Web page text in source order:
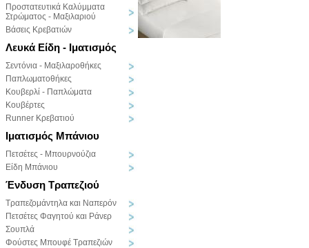
Προστατευτικά Καλύμματα
Στρώματος - Μαξιλαριού
Βάσεις Κρεβατιών
Λευκά Είδη - Ιματισμός
Σεντόνια - Μαξιλαροθήκες
Παπλωματοθήκες
Κουβερλί - Παπλώματα
Κουβέρτες
Runner Κρεβατιού
Ιματισμός Μπάνιου
Πετσέτες - Μπουρνούζια
Είδη Μπάνιου
Ένδυση Τραπεζιού
Τραπεζομάντηλα και Ναπερόν
Πετσέτες Φαγητού και Ράνερ
Σουπλά
Φούστες Μπουφέ Τραπεζιών